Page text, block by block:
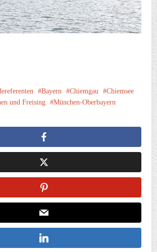
Bayern Chiemgau
Chiemsee
und Freising
München-Oberbayern